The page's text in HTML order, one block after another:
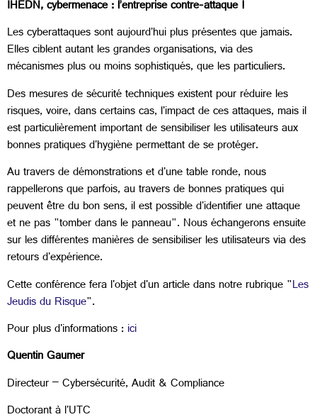
IHEDN, cybermenace : l’entreprise contre-attaque !
Les cyberattaques sont aujourd'hui plus présentes que jamais.
Elles ciblent autant les grandes organisations, via des
mécanismes plus ou moins sophistiqués, que les particuliers.
Des mesures de sécurité techniques existent pour réduire les
risques, voire, dans certains cas, l'impact de ces attaques, mais il
est particulièrement important de sensibiliser les utilisateurs aux
bonnes pratiques d'hygiène permettant de se protéger.
Au travers de démonstrations et d'une table ronde, nous
rappellerons que parfois, au travers de bonnes pratiques qui
peuvent être du bon sens, il est possible d'identifier une attaque
et ne pas "tomber dans le panneau". Nous échangerons ensuite
sur les différentes manières de sensibiliser les utilisateurs via des
retours d'expérience.
Cette conférence fera l'objet d'un article dans notre rubrique "Les
Jeudis du Risque".
Pour plus d'informations :ici
Quentin Gaumer
Directeur – Cybersécurité, Audit & Compliance
Doctorant à l'UTC